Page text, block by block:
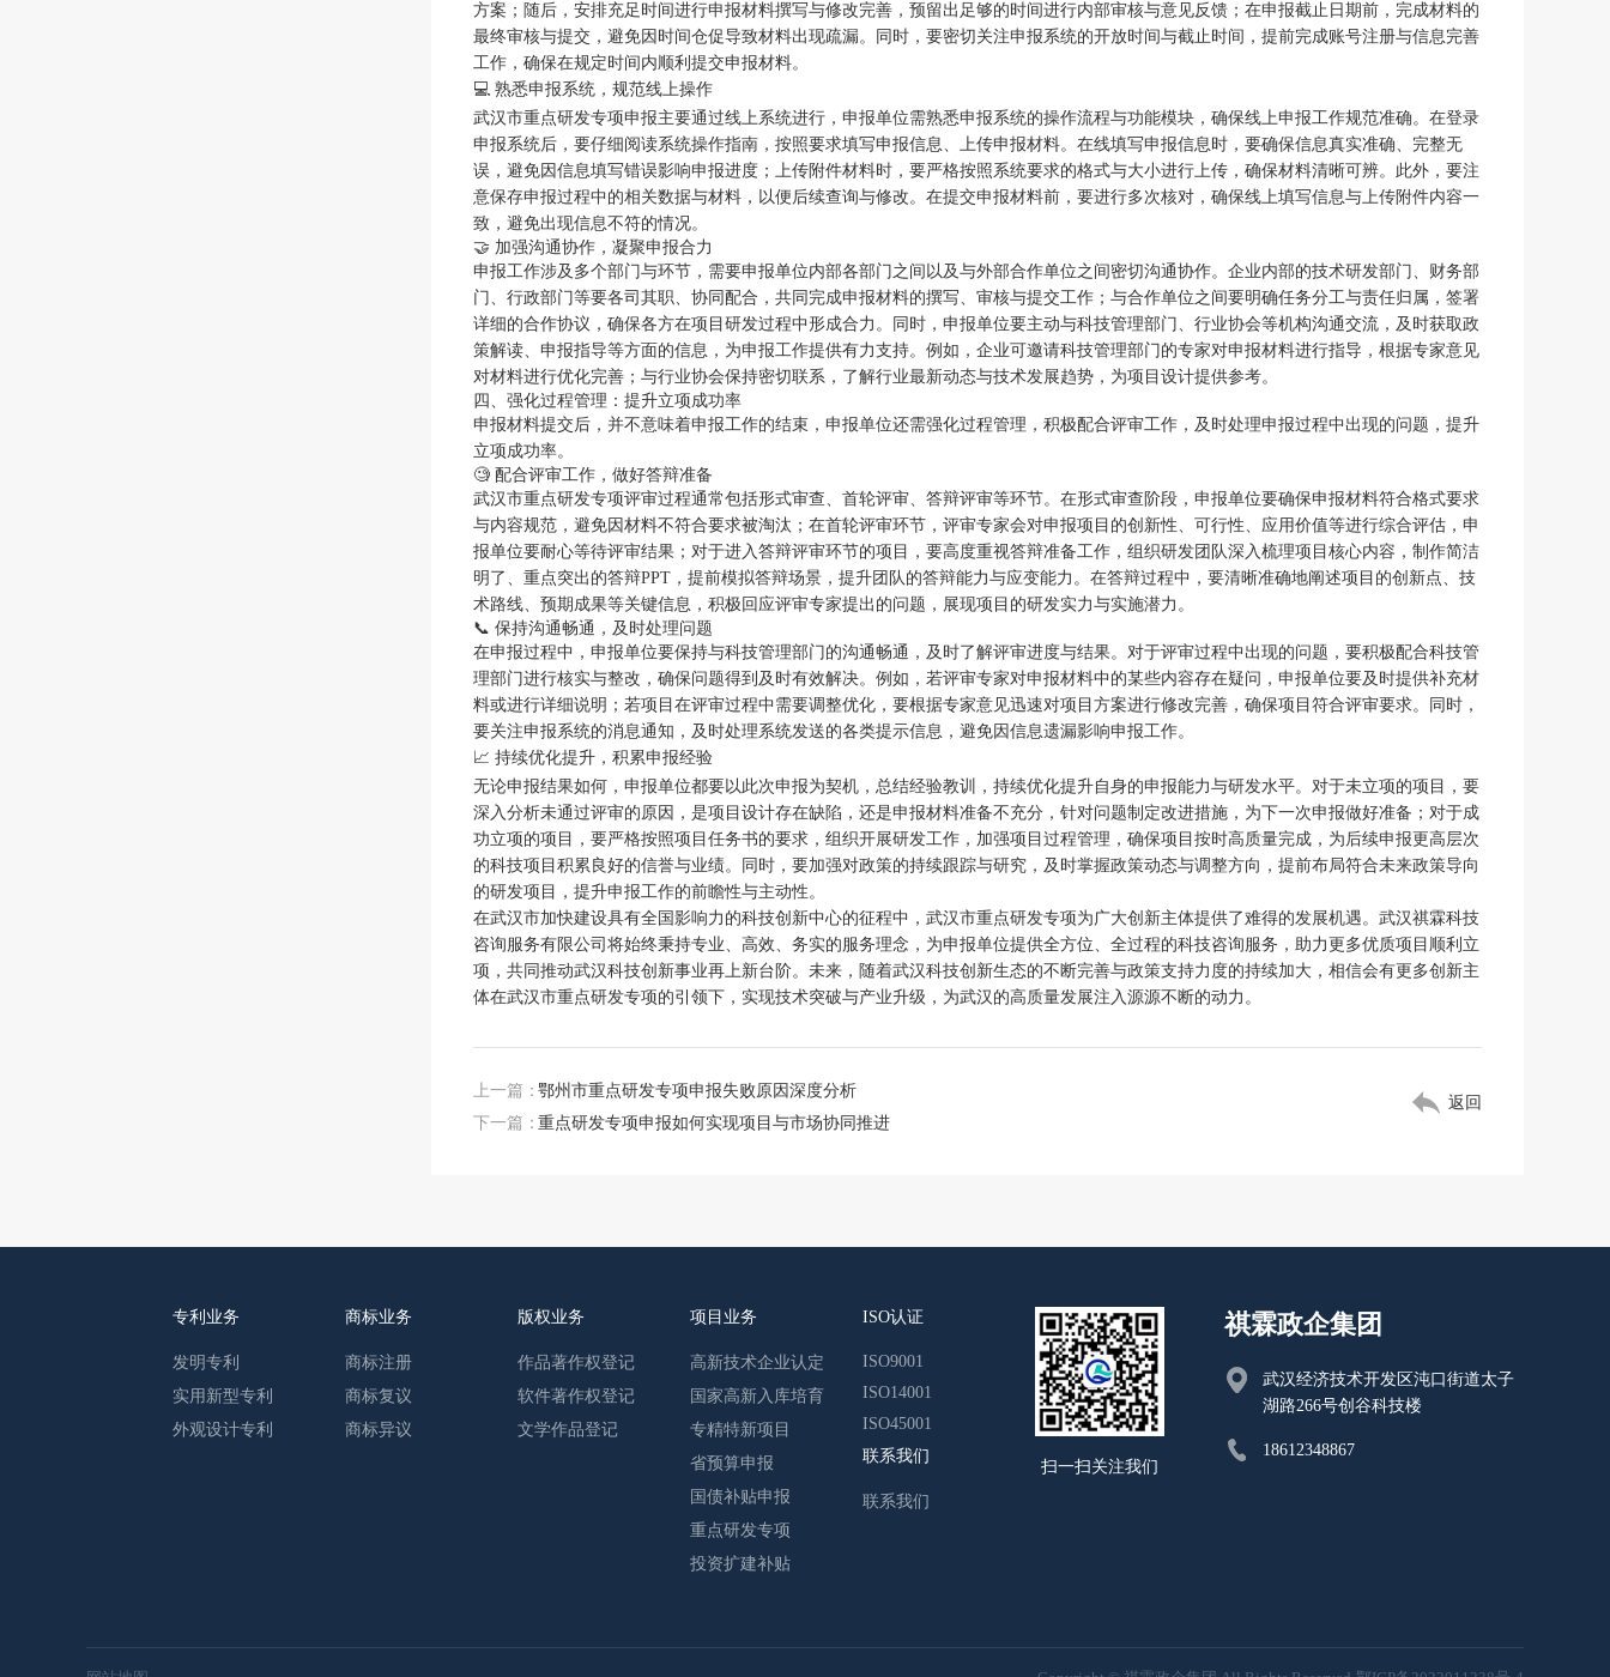
方案；随后，安排充足时间进行申报材料撰写与修改完善，预留出足够的时间进行内部审核与意见反馈；在申报截止日期前，完成材料的
最终审核与提交，避免因时间仓促导致材料出现疏漏。同时，要密切关注申报系统的开放时间与截止时间，提前完成账号注册与信息完善
工作，确保在规定时间内顺利提交申报材料。
💻 熟悉申报系统，规范线上操作
武汉市重点研发专项申报主要通过线上系统进行，申报单位需熟悉申报系统的操作流程与功能模块，确保线上申报工作规范准确。在登录
申报系统后，要仔细阅读系统操作指南，按照要求填写申报信息、上传申报材料。在线填写申报信息时，要确保信息真实准确、完整无
误，避免因信息填写错误影响申报进度；上传附件材料时，要严格按照系统要求的格式与大小进行上传，确保材料清晰可辨。此外，要注
意保存申报过程中的相关数据与材料，以便后续查询与修改。在提交申报材料前，要进行多次核对，确保线上填写信息与上传附件内容一
致，避免出现信息不符的情况。
🤝 加强沟通协作，凝聚申报合力
申报工作涉及多个部门与环节，需要申报单位内部各部门之间以及与外部合作单位之间密切沟通协作。企业内部的技术研发部门、财务部
门、行政部门等要各司其职、协同配合，共同完成申报材料的撰写、审核与提交工作；与合作单位之间要明确任务分工与责任归属，签署
详细的合作协议，确保各方在项目研发过程中形成合力。同时，申报单位要主动与科技管理部门、行业协会等机构沟通交流，及时获取政
策解读、申报指导等方面的信息，为申报工作提供有力支持。例如，企业可邀请科技管理部门的专家对申报材料进行指导，根据专家意见
对材料进行优化完善；与行业协会保持密切联系，了解行业最新动态与技术发展趋势，为项目设计提供参考。
四、强化过程管理：提升立项成功率
申报材料提交后，并不意味着申报工作的结束，申报单位还需强化过程管理，积极配合评审工作，及时处理申报过程中出现的问题，提升
立项成功率。
🧐 配合评审工作，做好答辩准备
武汉市重点研发专项评审过程通常包括形式审查、首轮评审、答辩评审等环节。在形式审查阶段，申报单位要确保申报材料符合格式要求
与内容规范，避免因材料不符合要求被淘汰；在首轮评审环节，评审专家会对申报项目的创新性、可行性、应用价值等进行综合评估，申
报单位要耐心等待评审结果；对于进入答辩评审环节的项目，要高度重视答辩准备工作，组织研发团队深入梳理项目核心内容，制作简洁
明了、重点突出的答辩PPT，提前模拟答辩场景，提升团队的答辩能力与应变能力。在答辩过程中，要清晰准确地阐述项目的创新点、技
术路线、预期成果等关键信息，积极回应评审专家提出的问题，展现项目的研发实力与实施潜力。
📞 保持沟通畅通，及时处理问题
在申报过程中，申报单位要保持与科技管理部门的沟通畅通，及时了解评审进度与结果。对于评审过程中出现的问题，要积极配合科技管
理部门进行核实与整改，确保问题得到及时有效解决。例如，若评审专家对申报材料中的某些内容存在疑问，申报单位要及时提供补充材
料或进行详细说明；若项目在评审过程中需要调整优化，要根据专家意见迅速对项目方案进行修改完善，确保项目符合评审要求。同时，
要关注申报系统的消息通知，及时处理系统发送的各类提示信息，避免因信息遗漏影响申报工作。
📈 持续优化提升，积累申报经验
无论申报结果如何，申报单位都要以此次申报为契机，总结经验教训，持续优化提升自身的申报能力与研发水平。对于未立项的项目，要
深入分析未通过评审的原因，是项目设计存在缺陷，还是申报材料准备不充分，针对问题制定改进措施，为下一次申报做好准备；对于成
功立项的项目，要严格按照项目任务书的要求，组织开展研发工作，加强项目过程管理，确保项目按时高质量完成，为后续申报更高层次
的科技项目积累良好的信誉与业绩。同时，要加强对政策的持续跟踪与研究，及时掌握政策动态与调整方向，提前布局符合未来政策导向
的研发项目，提升申报工作的前瞻性与主动性。
在武汉市加快建设具有全国影响力的科技创新中心的征程中，武汉市重点研发专项为广大创新主体提供了难得的发展机遇。武汉祺霖科技
咨询服务有限公司将始终秉持专业、高效、务实的服务理念，为申报单位提供全方位、全过程的科技咨询服务，助力更多优质项目顺利立
项，共同推动武汉科技创新事业再上新台阶。未来，随着武汉科技创新生态的不断完善与政策支持力度的持续加大，相信会有更多创新主
体在武汉市重点研发专项的引领下，实现技术突破与产业升级，为武汉的高质量发展注入源源不断的动力。
上一篇：鄂州市重点研发专项申报失败原因深度分析
下一篇：重点研发专项申报如何实现项目与市场协同推进
返回
专利业务
发明专利
实用新型专利
外观设计专利
商标业务
商标注册
商标复议
商标异议
版权业务
作品著作权登记
软件著作权登记
文学作品登记
项目业务
高新技术企业认定
国家高新入库培育
专精特新项目
省预算申报
国债补贴申报
重点研发专项
投资扩建补贴
ISO认证
ISO9001
ISO14001
ISO45001
联系我们
联系我们
扫一扫关注我们
祺霖政企集团
武汉经济技术开发区沌口街道太子
湖路266号创谷科技楼
18612348867